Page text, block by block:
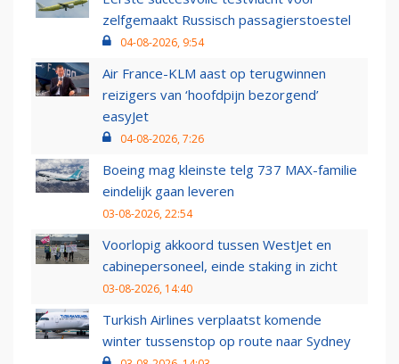
zelfgemaakt Russisch passagierstoestel
04-08-2026, 9:54
Air France-KLM aast op terugwinnen
reizigers van ‘hoofdpijn bezorgend’
easyJet
04-08-2026, 7:26
Boeing mag kleinste telg 737 MAX-familie
eindelijk gaan leveren
03-08-2026, 22:54
Voorlopig akkoord tussen WestJet en
cabinepersoneel, einde staking in zicht
03-08-2026, 14:40
Turkish Airlines verplaatst komende
winter tussenstop op route naar Sydney